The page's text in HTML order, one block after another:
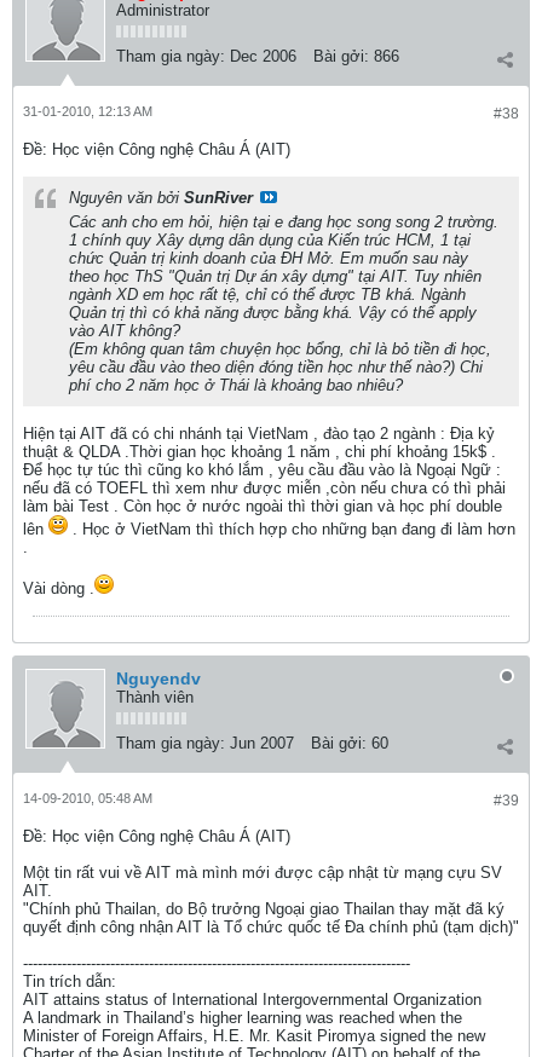
Administrator
Tham gia ngày: Dec 2006 Bài gởi: 866
#38
31-01-2010, 12:13 AM
Ðề: Học viện Công nghệ Châu Á (AIT)
Nguyên văn bởi SunRiver
Các anh cho em hỏi, hiện tại e đang học song song 2 trường.
1 chính quy Xây dựng dân dụng của Kiến trúc HCM, 1 tại
chức Quản trị kinh doanh của ĐH Mở. Em muốn sau này
theo học ThS "Quản trị Dự án xây dựng" tại AIT. Tuy nhiên
ngành XD em học rất tệ, chỉ có thể được TB khá. Ngành
Quản trị thì có khả năng được bằng khá. Vậy có thể apply
vào AIT không?
(Em không quan tâm chuyện học bổng, chỉ là bỏ tiền đi học,
yêu cầu đầu vào theo diện đóng tiền học như thế nào?) Chi
phí cho 2 năm học ở Thái là khoảng bao nhiêu?
Hiện tại AIT đã có chi nhánh tại VietNam , đào tạo 2 ngành : Địa kỷ
thuật & QLDA .Thời gian học khoảng 1 năm , chi phí khoảng 15k$ .
Để học tự túc thì cũng ko khó lắm , yêu cầu đầu vào là Ngoại Ngữ :
nếu đã có TOEFL thì xem như được miễn ,còn nếu chưa có thì phải
làm bài Test . Còn học ở nước ngoài thì thời gian và học phí double
lên
. Học ở VietNam thì thích hợp cho những bạn đang đi làm hơn
.
Vài dòng .
Nguyendv
Thành viên
Tham gia ngày: Jun 2007 Bài gởi: 60
#39
14-09-2010, 05:48 AM
Ðề: Học viện Công nghệ Châu Á (AIT)
Một tin rất vui về AIT mà mình mới được cập nhật từ mạng cựu SV
AIT.
"Chính phủ Thailan, do Bộ trưởng Ngoại giao Thailan thay mặt đã ký
quyết định công nhận AIT là Tổ chức quốc tế Đa chính phủ (tạm dịch)"
--------------------------------------------------------------------------------
Tin trích dẫn:
AIT attains status of International Intergovernmental Organization
A landmark in Thailand’s higher learning was reached when the
Minister of Foreign Affairs, H.E. Mr. Kasit Piromya signed the new